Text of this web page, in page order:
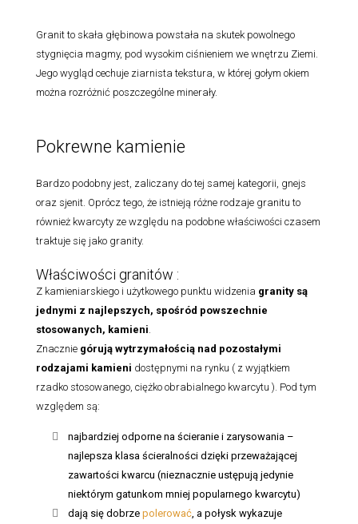
Granit to skała głębinowa powstała na skutek powolnego
stygnięcia magmy, pod wysokim ciśnieniem we wnętrzu Ziemi.
Jego wygląd cechuje ziarnista tekstura, w której gołym okiem
można rozróżnić poszczególne minerały.
Pokrewne kamienie
Bardzo podobny jest, zaliczany do tej samej kategorii, gnejs
oraz sjenit. Oprócz tego, że istnieją różne rodzaje granitu to
również kwarcyty ze względu na podobne właściwości czasem
traktuje się jako granity.
Właściwości granitów :
Z kamieniarskiego i użytkowego punktu widzenia granity są
jednymi z najlepszych, spośród powszechnie
stosowanych, kamieni
Znacznie górują wytrzymałością nad pozostałymi
rodzajami kamieni dostępnymi na rynku ( z wyjątkiem
rzadko stosowanego, ciężko obrabialnego kwarcytu ). Pod tym
względem są:
najbardziej odporne na ścieranie i zarysowania –
najlepsza klasa ścieralności dzięki przeważającej
zawartości kwarcu (nieznacznie ustępują jedynie
niektórym gatunkom mniej popularnego kwarcytu)
dają się dobrze polerować , a połysk wykazuje